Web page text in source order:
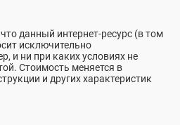
данный интернет-ресурс (в том
исключительно
и ни при каких условиях не
Стоимость меняется в
и других характеристик